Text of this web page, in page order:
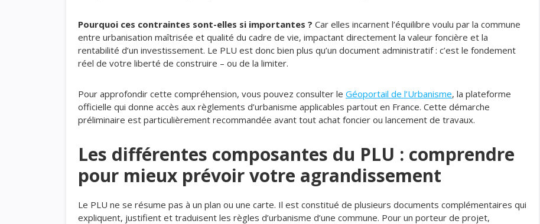
Pourquoi ces contraintes sont-elles si importantes ? Car elles incarnent l’équilibre voulu par la commune
entre urbanisation maîtrisée et qualité du cadre de vie, impactant directement la valeur foncière et la
rentabilité d’un investissement. Le PLU est donc bien plus qu’un document administratif : c’est le fondement
réel de votre liberté de construire – ou de la limiter.
Pour approfondir cette compréhension, vous pouvez consulter le Géoportail de l’Urbanisme, la plateforme
officielle qui donne accès aux règlements d’urbanisme applicables partout en France. Cette démarche
préliminaire est particulièrement recommandée avant tout achat foncier ou lancement de travaux.
Les différentes composantes du PLU : comprendre
pour mieux prévoir votre agrandissement
Le PLU ne se résume pas à un plan ou une carte. Il est constitué de plusieurs documents complémentaires qui
expliquent, justifient et traduisent les règles d’urbanisme d’une commune. Pour un porteur de projet,